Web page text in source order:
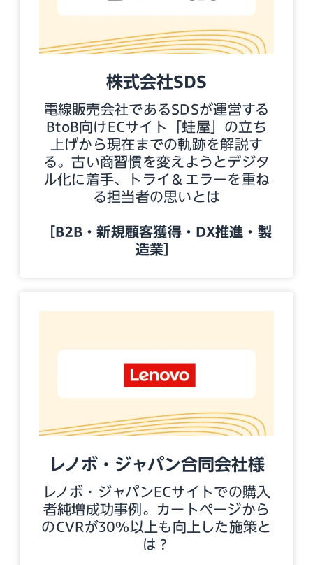
株式会社SDS
電線販売会社であるSDSが運営する
BtoB向けECサイト「蛙屋」の立ち
上げから現在までの軌跡を解説す
る。古い商習慣を変えようとデジタ
ル化に着手、トライ＆エラーを重ね
る担当者の思いとは
［B2B・新規顧客獲得・DX推進・製
造業］
レノボ・ジャパン合同会社様
レノボ・ジャパンECサイトでの購入
者純増成功事例。カートページから
のCVRが30%以上も向上した施策と
は？